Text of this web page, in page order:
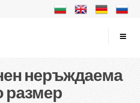
неръждаема
размер